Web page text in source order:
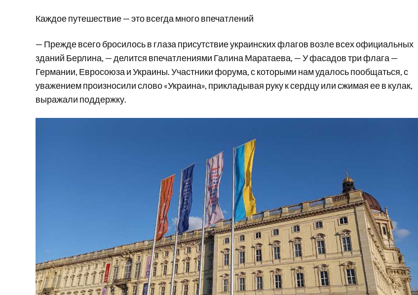
Каждое путешествие — это всегда много впечатлений
— Прежде всего бросилось в глаза присутствие украинских флагов возле всех официальных
зданий Берлина, — делится впечатлениями Галина Маратаева, — У фасадов три флага —
Германии, Евросоюза и Украины. Участники форума, с которыми нам удалось пообщаться, с
уважением произносили слово «Украина», прикладывая руку к сердцу или сжимая ее в кулак,
выражали поддержку.